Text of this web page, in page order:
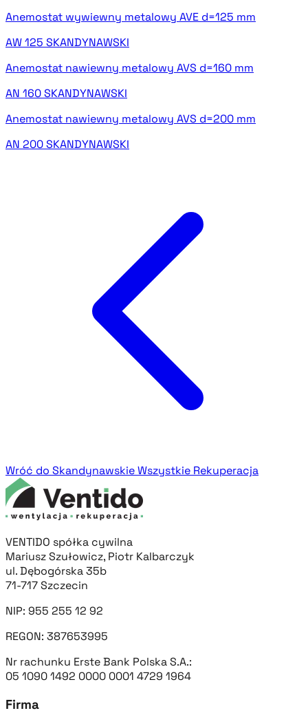
Anemostat wywiewny metalowy AVE d=125 mm
AW 125 SKANDYNAWSKI
Anemostat nawiewny metalowy AVS d=160 mm
AN 160 SKANDYNAWSKI
Anemostat nawiewny metalowy AVS d=200 mm
AN 200 SKANDYNAWSKI
Wróć do SkandynawskieWszystkie Rekuperacja
VENTIDO spółka cywilna
Mariusz Szułowicz, Piotr Kalbarczyk
ul. Dębogórska 35b
71-717 Szczecin
NIP: 955 255 12 92
REGON: 387653995
Nr rachunku Erste Bank Polska S.A.:
05 1090 1492 0000 0001 4729 1964
Firma